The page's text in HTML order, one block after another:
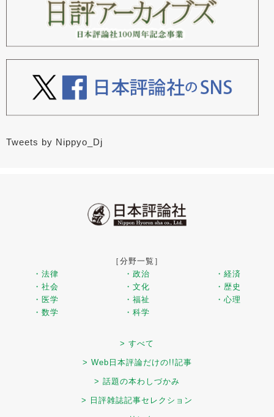
Tweets by Nippyo_Dj
［分野一覧］
・法律
・政治
・経済
・社会
・文化
・歴史
・医学
・福祉
・心理
・数学
・科学
> すべて
> Web日本評論だけの!!記事
> 話題の本わしづかみ
> 日評雑誌記事セレクション